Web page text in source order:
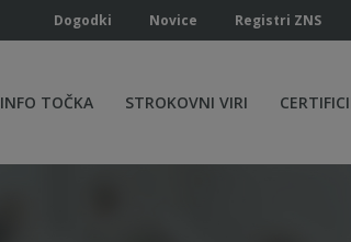
Dogodki Novice Registri ZNS
INFO TOČKA STROKOVNI VIRI